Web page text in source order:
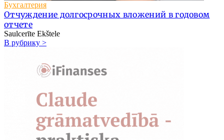
Бухгалтерия
Отчуждение долгосрочных вложений в годовом
отчете
Saulcerīte Ekštele
В рубрику >